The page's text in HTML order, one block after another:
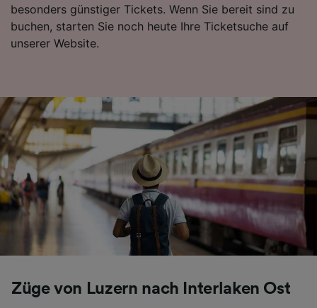
besonders günstiger Tickets. Wenn Sie bereit sind zu
buchen, starten Sie noch heute Ihre Ticketsuche auf
unserer Website.
Züge von Luzern nach Interlaken Ost
Wir und unsere Partner verarbeiten Daten, um
Folgendes bereitzustellen:
Verwendung genauer Standortdaten.
Personalisierte Werbung und Inhalte, Messung
von Werbeleistung und der Performance von
Inhalten, Zielgruppenforschung sowie
Entwicklung und Verbesserung von
Angeboten.
Liste der Partner (Lieferanten)